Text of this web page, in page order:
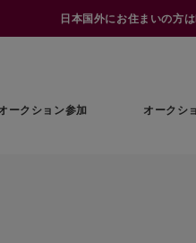
日本国外にお住まいの
ークション参加 オークシ